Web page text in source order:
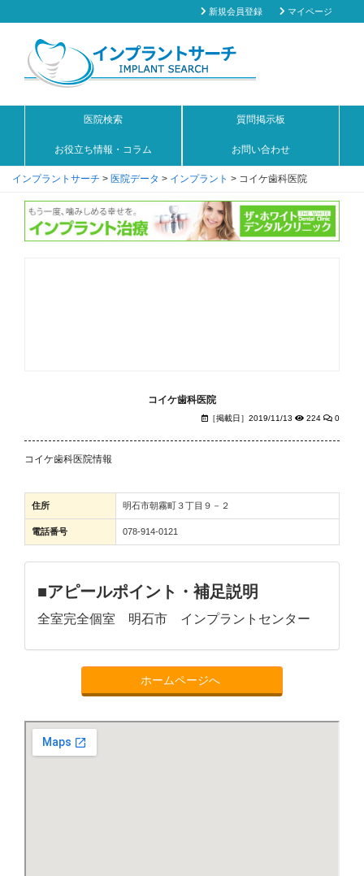
新規会員登録 マイページ
医院検索 質問掲示板
お役立ち情報・コラム お問い合わせ
インプラントサーチ > 医院データ > インプラント > コイケ歯科医院
コイケ歯科医院
［掲載日］2019/11/13 224 0
コイケ歯科医院情報
住所 明石市朝霧町３丁目９－２
電話番号 078-914-0121
■アピールポイント・補足説明
全室完全個室 明石市 インプラントセンター
ホームページへ